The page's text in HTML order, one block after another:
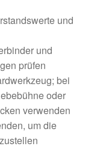
und
und
prüfen
bei
oder
verwenden
um die